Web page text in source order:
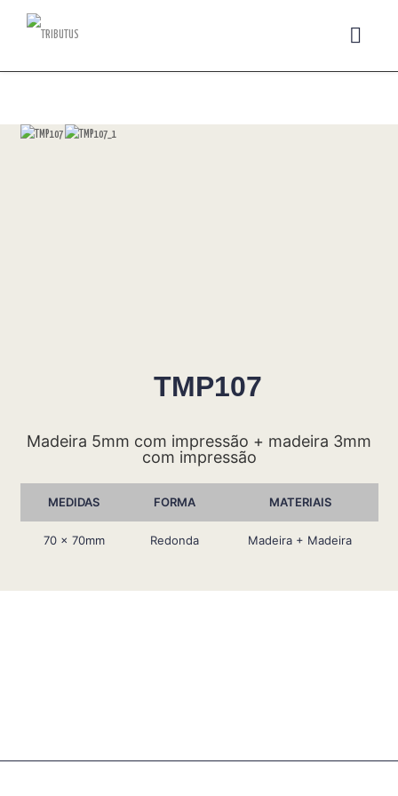
TMP107
Madeira 5mm com impressão + madeira 3mm
com impressão
MEDIDAS FORMA MATERIAIS
70 x 70mm Redonda Madeira + Madeira